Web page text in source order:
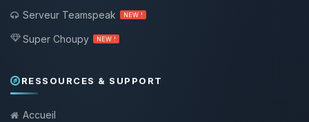
Serveur Teamspeak
NEW !
Super Choupy NEW !
RESSOURCES & SUPPORT
Accueil